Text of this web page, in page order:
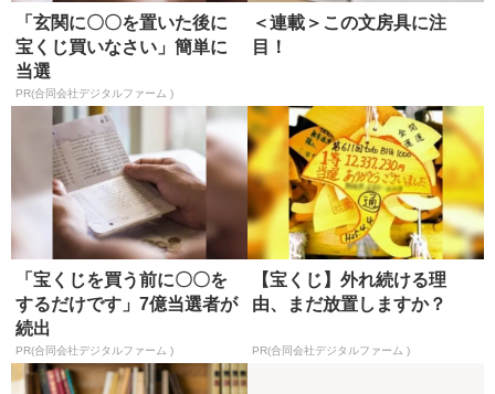
「玄関に〇〇を置いた後に
宝くじ買いなさい」簡単に
当選
PR(合同会社デジタルファーム )
＜連載＞この文房具に注
目！
「宝くじを買う前に〇〇を
するだけです」7億当選者が
続出
PR(合同会社デジタルファーム )
【宝くじ】外れ続ける理
由、まだ放置しますか？
PR(合同会社デジタルファーム )